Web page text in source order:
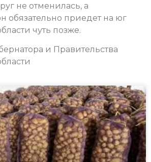
не отменилась, а
обязательно приедет на юг
чуть позже.
и Правительства